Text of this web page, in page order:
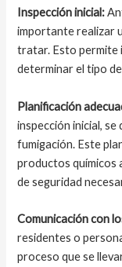
Inspección inicial:
importante realizar
tratar. Esto permite
determinar el tipo
Planificación
inspección inicial,
fumigación. Este
productos químicos
de seguridad
Comunicación con
residentes o
proceso que se